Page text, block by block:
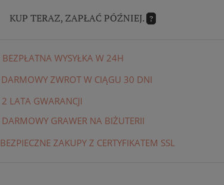
KUP TERAZ, ZAPŁAĆ PÓŹNIEJ. ?
BEZPŁATNA WYSYŁKA W 24H
DARMOWY ZWROT W CIĄGU 30 DNI
2 LATA GWARANCJI
DARMOWY GRAWER NA BIŻUTERII
BEZPIECZNE ZAKUPY Z CERTYFIKATEM SSL